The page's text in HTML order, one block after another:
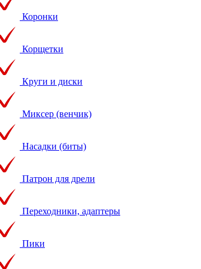
Коронки
Корщетки
Круги и диски
Миксер (венчик)
Насадки (биты)
Патрон для дрели
Переходники, адаптеры
Пики